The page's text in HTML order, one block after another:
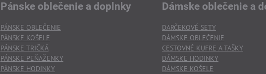
Pánske oblečenie a doplnky
PÁNSKE OBLEČENIE
PÁNSKE KOŠELE
PÁNSKE TRIČKÁ
PÁNSKE PEŇAŽENKY
PÁNSKE HODINKY
Dámske oblečenie a
DARČEKOVÉ SETY
DÁMSKE OBLEČENIE
CESTOVNÉ KUFRE A TAŠKY
DÁMSKE HODINKY
DÁMSKE KOŠELE